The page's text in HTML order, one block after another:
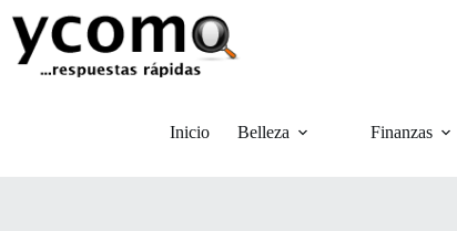
contenido
Inicio Belleza Finanzas